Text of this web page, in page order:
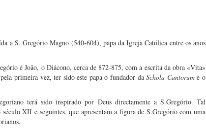
a S. Gregório Magno (540-604), papa da Igreja Católica entre os anos
é João, o Diácono, cerca de 872-875, com a escrita da obra «Vita»
primeira vez, ter sido este papa o fundador daSchola Cantorume o
terá sido inspirado por Deus directamente a S.Gregório. Tal
XII e seguintes, que apresentam a figura de S.Gregório com uma